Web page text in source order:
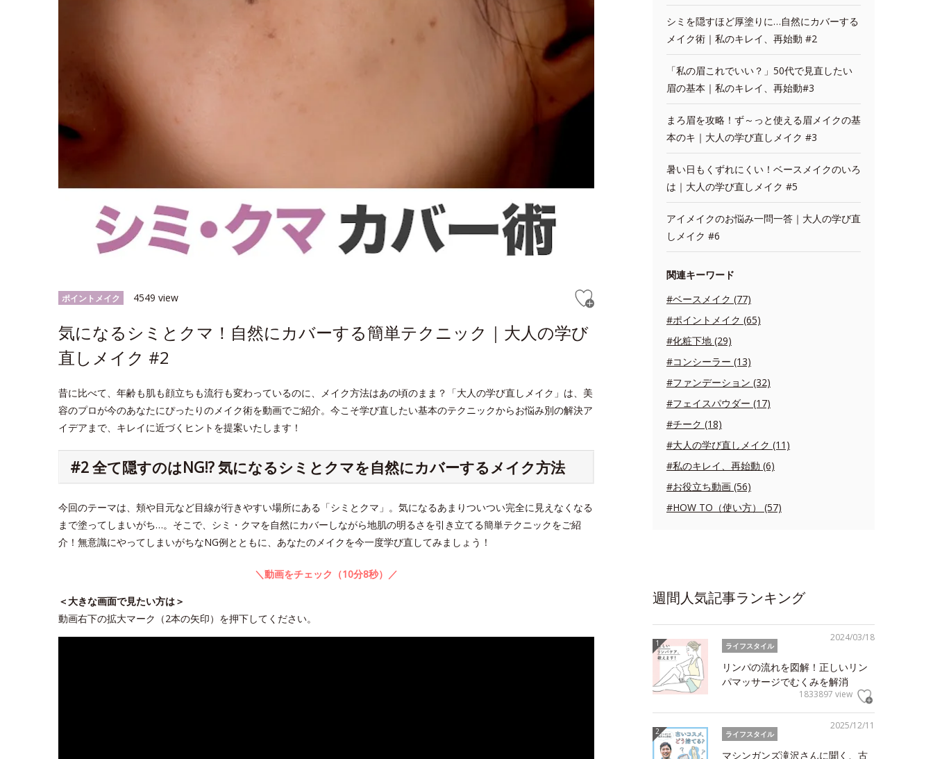
ポイントメイク 4549 view
気になるシミとクマ！自然にカバーする簡単テクニック｜大人の学び
直しメイク #2
昔に比べて、年齢も肌も顔立ちも流行も変わっているのに、メイク方法はあの頃のまま？「大人の学び直しメイク」は、美
容のプロが今のあなたにぴったりのメイク術を動画でご紹介。今こそ学び直したい基本のテクニックからお悩み別の解決ア
イデアまで、キレイに近づくヒントを提案いたします！
#2 全て隠すのはNG!? 気になるシミとクマを自然にカバーするメイク方法
今回のテーマは、頬や目元など目線が行きやすい場所にある「シミとクマ」。気になるあまりついつい完全に見えなくなる
まで塗ってしまいがち…。そこで、シミ・クマを自然にカバーしながら地肌の明るさを引き立てる簡単テクニックをご紹
介！無意識にやってしまいがちなNG例とともに、あなたのメイクを今一度学び直してみましょう！
＼動画をチェック（10分8秒）／
＜大きな画面で見たい方は＞
動画右下の拡大マーク（2本の矢印）を押下してください。
シミを隠すほど厚塗りに…自然にカバーする
メイク術｜私のキレイ、再始動 #2
「私の眉これでいい？」50代で見直したい
眉の基本｜私のキレイ、再始動#3
まろ眉を攻略！ず～っと使える眉メイクの基
本のキ｜大人の学び直しメイク #3
暑い日もくずれにくい！ベースメイクのいろ
は｜大人の学び直しメイク #5
アイメイクのお悩み一問一答｜大人の学び直
しメイク #6
関連キーワード
#ベースメイク (77)
#ポイントメイク (65)
#化粧下地 (29)
#コンシーラー (13)
#ファンデーション (32)
#フェイスパウダー (17)
#チーク (18)
#大人の学び直しメイク (11)
#私のキレイ、再始動 (6)
#お役立ち動画 (56)
#HOW TO（使い方） (57)
週間人気記事ランキング
2024/03/18
ライフスタイル
リンパの流れを図解！正しいリン
パマッサージでむくみを解消
1833897 view
2025/12/11
ライフスタイル
マシンガンズ滝沢さんに聞く、古